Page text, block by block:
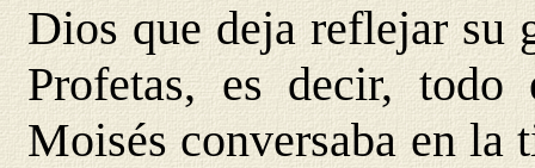
Dios que deja reflejar su
Profetas, es decir, todo
Moisés conversaba en la